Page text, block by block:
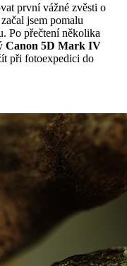
první vážné zvěsti o
jsem pomalu
Po přečtení několika
Canon 5D Mark IV
při fotoexpedici do